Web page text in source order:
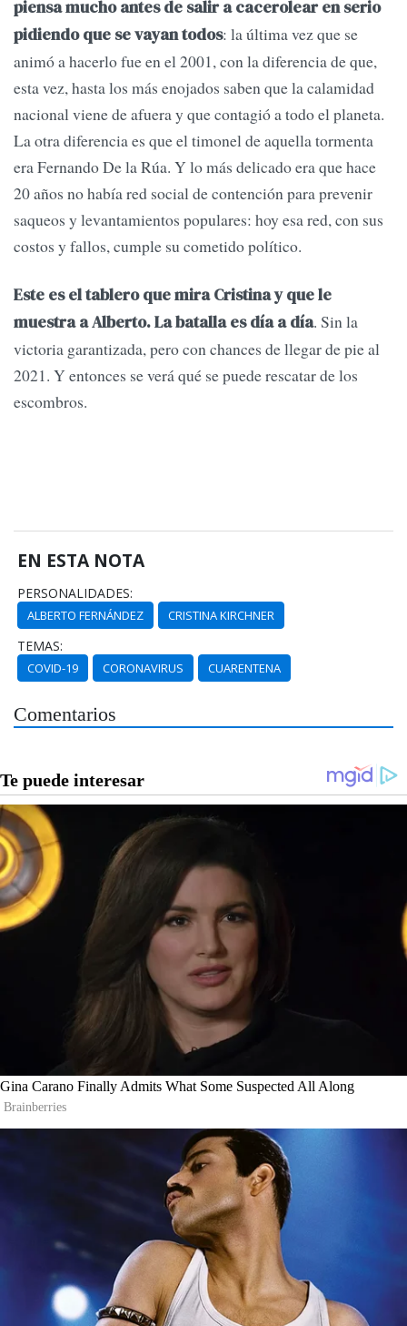
piensa mucho antes de salir a cacerolear en serio
pidiendo que se vayan todos: la última vez que se
animó a hacerlo fue en el 2001, con la diferencia de que,
esta vez, hasta los más enojados saben que la calamidad
nacional viene de afuera y que contagió a todo el planeta.
La otra diferencia es que el timonel de aquella tormenta
era Fernando De la Rúa. Y lo más delicado era que hace
20 años no había red social de contención para prevenir
saqueos y levantamientos populares: hoy esa red, con sus
costos y fallos, cumple su cometido político.
Este es el tablero que mira Cristina y que le
muestra a Alberto. La batalla es día a día. Sin la
victoria garantizada, pero con chances de llegar de pie al
2021. Y entonces se verá qué se puede rescatar de los
escombros.
EN ESTA NOTA
PERSONALIDADES:
ALBERTO FERNÁNDEZ CRISTINA KIRCHNER
TEMAS:
COVID-19 CORONAVIRUS CUARENTENA
Comentarios